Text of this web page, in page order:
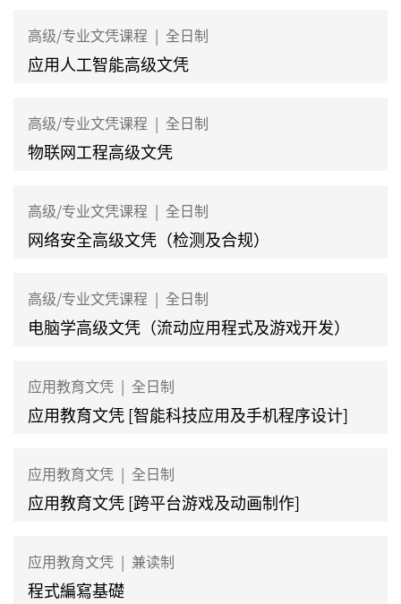
高级/专业文凭课程 | 全日制
应用人工智能高级文凭
高级/专业文凭课程 | 全日制
物联网工程高级文凭
高级/专业文凭课程 | 全日制
网络安全高级文凭（检测及合规）
高级/专业文凭课程 | 全日制
电脑学高级文凭（流动应用程式及游戏开发）
应用教育文凭 | 全日制
应用教育文凭 [智能科技应用及手机程序设计]
应用教育文凭 | 全日制
应用教育文凭 [跨平台游戏及动画制作]
应用教育文凭 | 兼读制
程式編寫基礎